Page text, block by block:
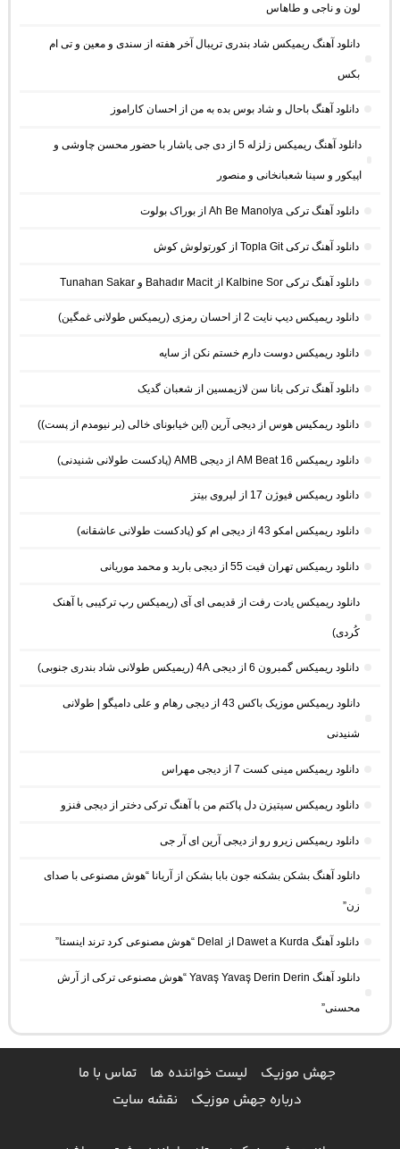
لون و ناجی و طاهاس
دانلود آهنگ ریمیکس شاد بندری تریبال آخر هفته از سندی و معین و تی ام
بکس
دانلود آهنگ باحال و شاد بوس بده به من از احسان کاراموز
دانلود آهنگ ریمیکس زلزله 5 از دی جی یاشار با حضور محسن چاوشی و
اپیکور و سینا شعبانخانی و منصور
دانلود آهنگ ترکی Ah Be Manolya از بوراک بولوت
دانلود آهنگ ترکی Topla Git از کورتولوش کوش
دانلود آهنگ ترکی Kalbine Sor از Bahadır Macit و Tunahan Sakar
دانلود ریمیکس دیپ نایت 2 از احسان رمزی (ریمیکس طولانی غمگین)
دانلود ریمیکس دوست دارم خستم نکن از سایه
دانلود آهنگ ترکی بانا سن لازیمسین از شعبان گدیک
دانلود ریمکیس هوس از دیجی آرین (این خیابونای خالی (بر نیومدم از پست))
دانلود ریمیکس AM Beat 16 از دیجی AMB (پادکست طولانی شنیدنی)
دانلود ریمیکس فیوژن 17 از لیروی بیتز
دانلود ریمیکس امکو 43 از دیجی ام کو (پادکست طولانی عاشقانه)
دانلود ریمیکس تهران فیت 55 از دیجی باربد و محمد موریانی
دانلود ریمیکس یادت رفت از قدیمی ای آی (ریمیکس رپ ترکیبی با آهنک
کُردی)
دانلود ریمیکس گمبرون 6 از دیجی 4A (ریمیکس طولانی شاد بندری جنوبی)
دانلود ریمیکس موزیک باکس 43 از دیجی رهام و علی دامیگو | طولانی
شنیدنی
دانلود ریمیکس مینی کست 7 از دیجی مهراس
دانلود ریمیکس سیتیزن دل پاکتم من با آهنگ ترکی دختر از دیجی فنزو
دانلود ریمیکس زیرو رو از دیجی آرین ای آر جی
دانلود آهنگ بشکن بشکنه جون بابا بشکن از آریانا “هوش مصنوعی با صدای
زن”
دانلود آهنگ Dawet a Kurda از Delal “هوش مصنوعی کرد ترند اینستا”
دانلود آهنگ Yavaş Yavaş Derin Derin “هوش مصنوعی ترکی از آرش
محسنی”
جهش موزیک لیست خواننده ها
تماس با ما
درباره جهش موزیک
نقشه سایت